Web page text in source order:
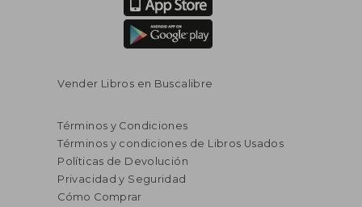
Vender Libros en Buscalibre
Términos y Condiciones
Términos y condiciones de Libros Usados
Políticas de Devolución
Privacidad y Seguridad
Cómo Comprar